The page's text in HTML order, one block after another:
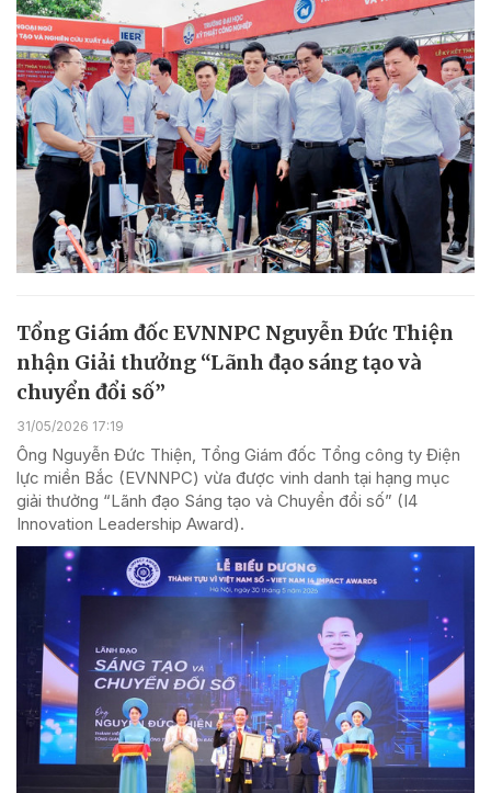
Tổng Giám đốc EVNNPC Nguyễn Đức Thiện
nhận Giải thưởng “Lãnh đạo sáng tạo và
chuyển đổi số”
31/05/2026 17:19
Ông Nguyễn Đức Thiện, Tổng Giám đốc Tổng công ty Điện
lực miền Bắc (EVNNPC) vừa được vinh danh tại hạng mục
giải thưởng “Lãnh đạo Sáng tạo và Chuyển đổi số” (I4
Innovation Leadership Award).